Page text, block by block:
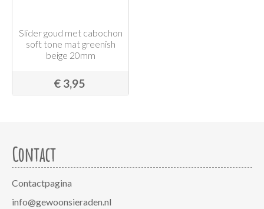
Slider goud met cabochon
soft tone mat greenish
beige 20mm
€ 3,95
Contact
Contactpagina
info@gewoonsieraden.nl